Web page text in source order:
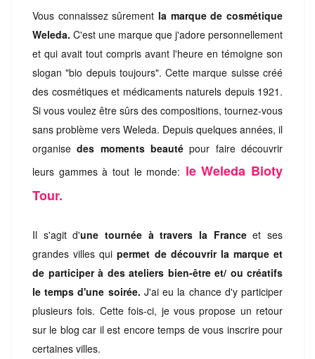
Vous connaissez sûrement la marque de cosmétique
Weleda. C'est une marque que j'adore personnellement
et qui avait tout compris avant l'heure en témoigne son
slogan "bio depuis toujours". Cette marque suisse créé
des cosmétiques et médicaments naturels depuis 1921.
Si vous voulez être sûrs des compositions, tournez-vous
sans problème vers Weleda. Depuis quelques années, il
organise des moments beauté pour faire découvrir
leurs gammes à tout le monde: le Weleda Bioty
Tour.
Il s'agit d'une tournée à travers la Franceet ses
grandes villes quipermet de découvrir la marque et
de participer à des ateliers bien-être et/ ou créatifs
le temps d'une soirée. J'ai eu la chance d'y participer
plusieurs fois. Cette fois-ci, je vous propose un retour
sur le blog car il est encore temps de vous inscrire pour
certaines villes.